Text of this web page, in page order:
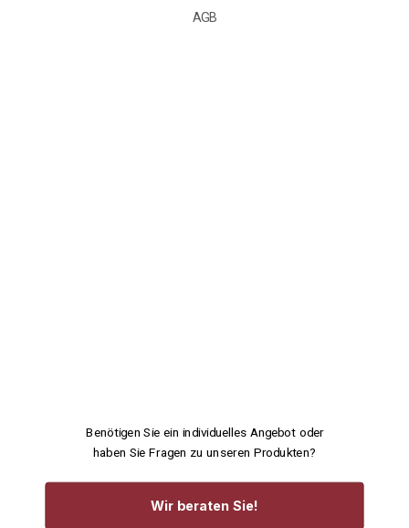
AGB
Benötigen Sie ein individuelles Angebot oder
haben Sie Fragen zu unseren Produkten?
Wir beraten Sie!